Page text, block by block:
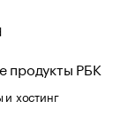
продукты РБК
хостинг